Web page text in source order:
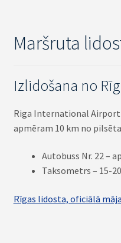
Maršruta
Izlidošana no
Riga International Airport
apmēram 10 km no
Autobuss Nr. 22 –
Taksometrs – 15-
Rīgas lidosta, oficiālā